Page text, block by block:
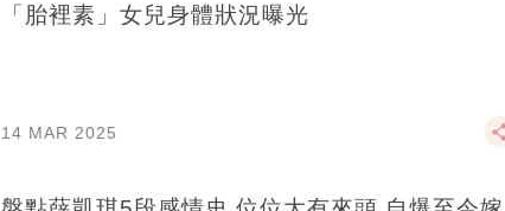
「胎裡素」女兒身體狀況曝光
14 MAR 2025